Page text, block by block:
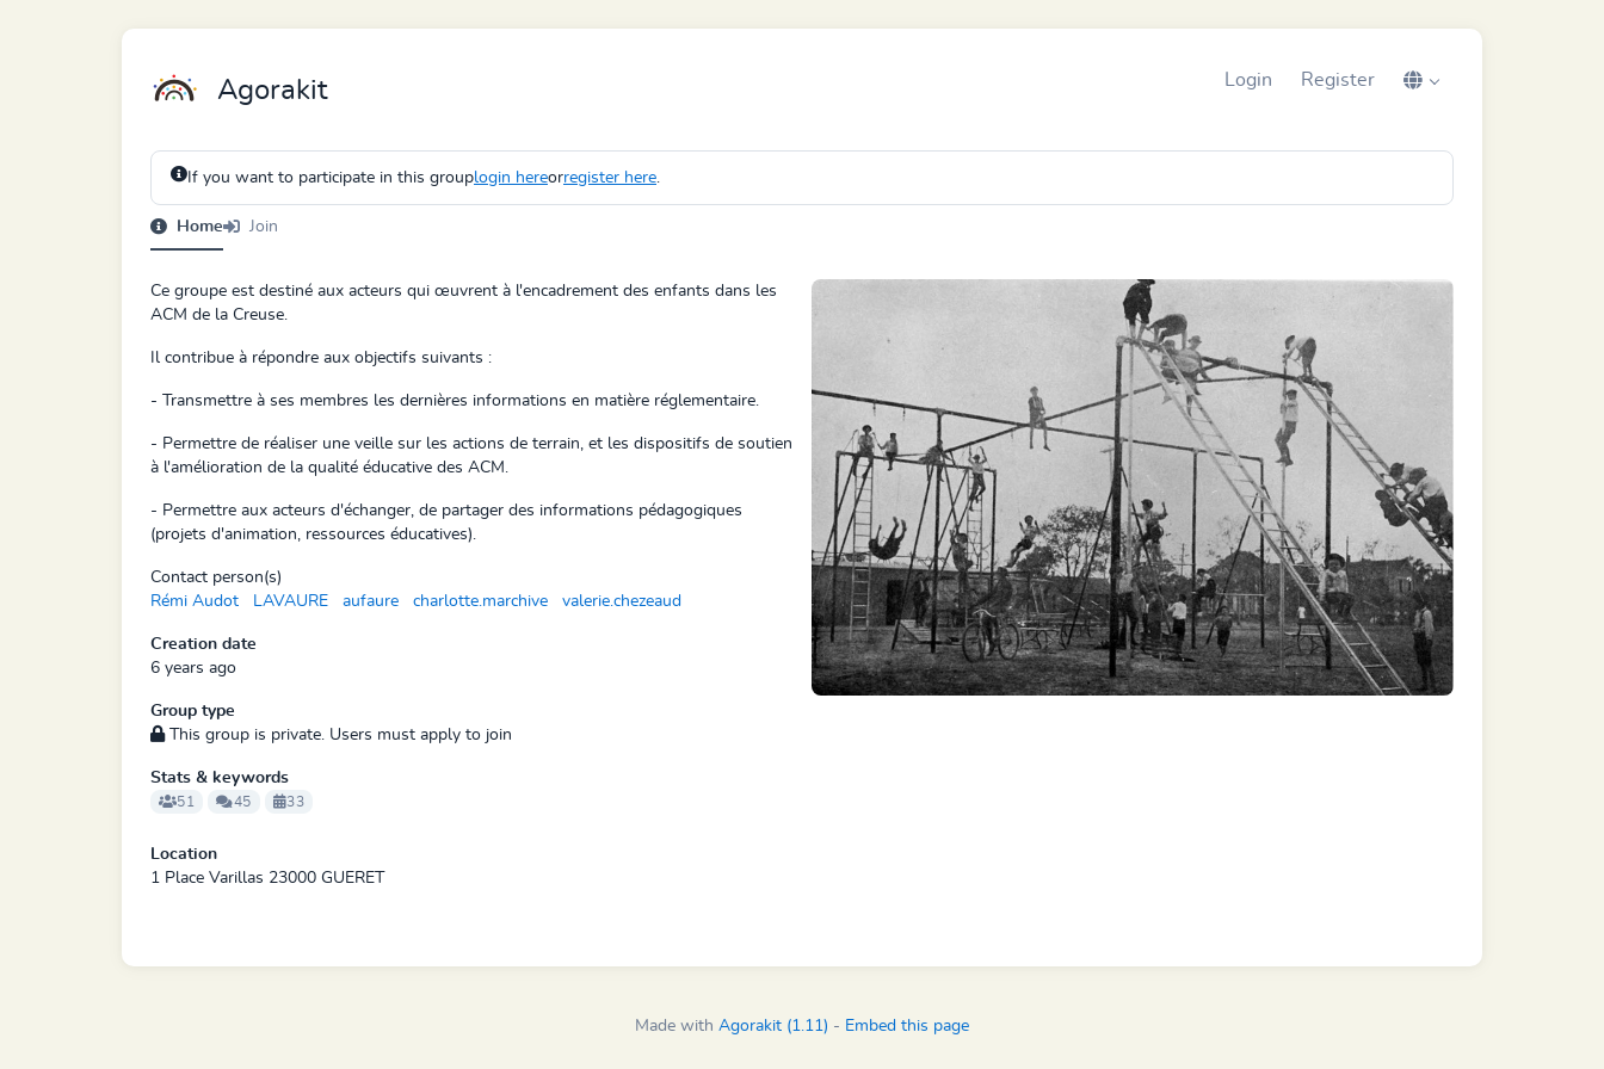
Agorakit Login Register
If you want to participate in this grouplogin hereorregister here.
Home Join
Ce groupe est destiné aux acteurs qui œuvrent à l'encadrement des enfants dans les
ACM de la Creuse.
Il contribue à répondre aux objectifs suivants :
- Transmettre à ses membres les dernières informations en matière réglementaire.
- Permettre de réaliser une veille sur les actions de terrain, et les dispositifs de soutien
à l'amélioration de la qualité éducative des ACM.
- Permettre aux acteurs d'échanger, de partager des informations pédagogiques
(projets d'animation, ressources éducatives).
Contact person(s)
Rémi Audot
LAVAURE aufaure charlotte.marchive valerie.chezeaud
Creation date
6 years ago
Group type
This group is private. Users must apply to join
Stats & keywords
51 45 33
Location
1 Place Varillas 23000 GUERET
Made with Agorakit (1.11) - Embed this page